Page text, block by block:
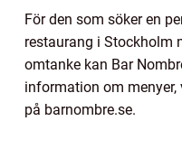
För den som söker en
restaurang i Stockholm
omtanke kan Bar
information om
på barnombre.se.